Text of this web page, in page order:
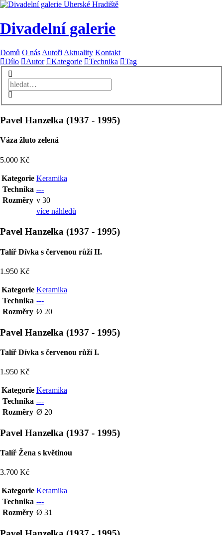
Divadelní galerie
Domů O nás Autoři Aktuality Kontakt
Dílo
Autor Kategorie Technika Tag
Pavel Hanzelka (1937 - 1995)
Váza žluto zelená
5.000 Kč
Kategorie Keramika
Technika ---
Rozměry v 30
více náhledů
Pavel Hanzelka (1937 - 1995)
Talíř Dívka s červenou růží II.
1.950 Kč
Kategorie Keramika
Technika ---
Rozměry Ø 20
Pavel Hanzelka (1937 - 1995)
Talíř Dívka s červenou růží I.
1.950 Kč
Kategorie Keramika
Technika ---
Rozměry Ø 20
Pavel Hanzelka (1937 - 1995)
Talíř Žena s květinou
3.700 Kč
Kategorie Keramika
Technika ---
Rozměry Ø 31